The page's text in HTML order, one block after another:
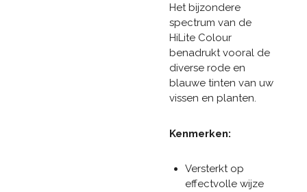
Het bijzondere
spectrum van de
HiLite Colour
benadrukt vooral de
diverse rode en
blauwe tinten van uw
vissen en planten.
Kenmerken:
Versterkt op
effectvolle wijze